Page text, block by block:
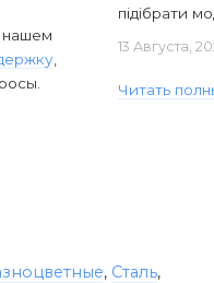
нашем
підібрати
13 Августа,
Читать
, Сталь,